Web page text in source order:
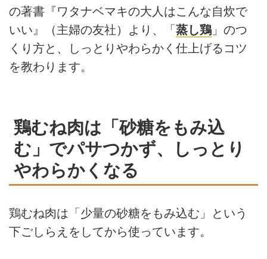
の著書『ワタナベマキの大人はこんな自炊で
いい』（主婦の友社）より、「 蒸し鶏 」のつ
くり方と、しっとりやわらかく仕上げるコツ
を教わります。
鶏むね肉は「砂糖をもみ込
む」でパサつかず、しっとり
やわらかくなる
鶏むね肉は「少量の砂糖をもみ込む」という
下ごしらえをしてから使っています。